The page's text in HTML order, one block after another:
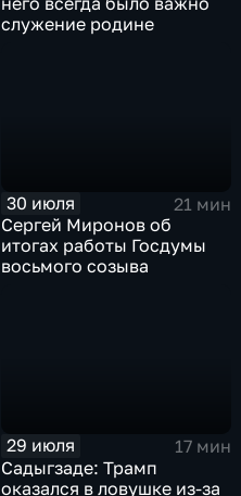
служение родине
30 июля
21 мин
Сергей Миронов об
итогах работы Госдумы
восьмого созыва
29 июля
17 мин
Садыгзаде: Трамп
оказался в ловушке из-за